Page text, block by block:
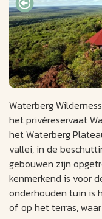
Waterberg
het privéreservaat
het Waterberg
vallei, in de
gebouwen zijn
kenmerkend is voor
onderhouden tuin is
of op het terras,